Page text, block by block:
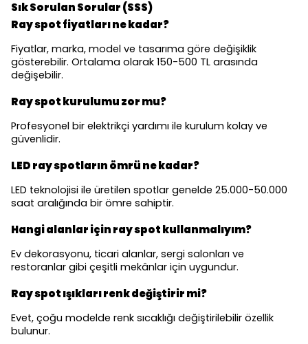
Sık Sorulan Sorular (SSS)
Ray spot fiyatları ne kadar?
Fiyatlar, marka, model ve tasarıma göre değişiklik
gösterebilir. Ortalama olarak 150-500 TL arasında
değişebilir.
Ray spot kurulumu zor mu?
Profesyonel bir elektrikçi yardımı ile kurulum kolay ve
güvenlidir.
LED ray spotların ömrü ne kadar?
LED teknolojisi ile üretilen spotlar genelde 25.000-50.000
saat aralığında bir ömre sahiptir.
Hangi alanlar için ray spot kullanmalıyım?
Ev dekorasyonu, ticari alanlar, sergi salonları ve
restoranlar gibi çeşitli mekânlar için uygundur.
Ray spot ışıkları renk değiştirir mi?
Evet, çoğu modelde renk sıcaklığı değiştirilebilir özellik
bulunur.